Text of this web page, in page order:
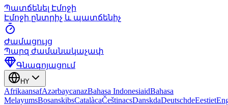
Պատճենել Էմոջի
Էմոջի ընտրիչ և պատճենիչ
Ժամացույց
Պարզ ժամանակաչափ
Գնագոյացում
HY
AfrikaansafAzərbaycanazBahasa IndonesiaidBahasa
MelayumsBosanskibsCatalàcaČeštinacsDanskdaDeutschdeEestiet